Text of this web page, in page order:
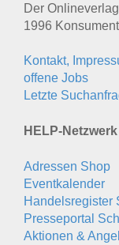
Der
1996
Kontakt,
offene Jobs
Letzte
HELP-Netzwerk
Adressen Shop
Eventkalender
Handelsregister
Presseportal
Aktionen &